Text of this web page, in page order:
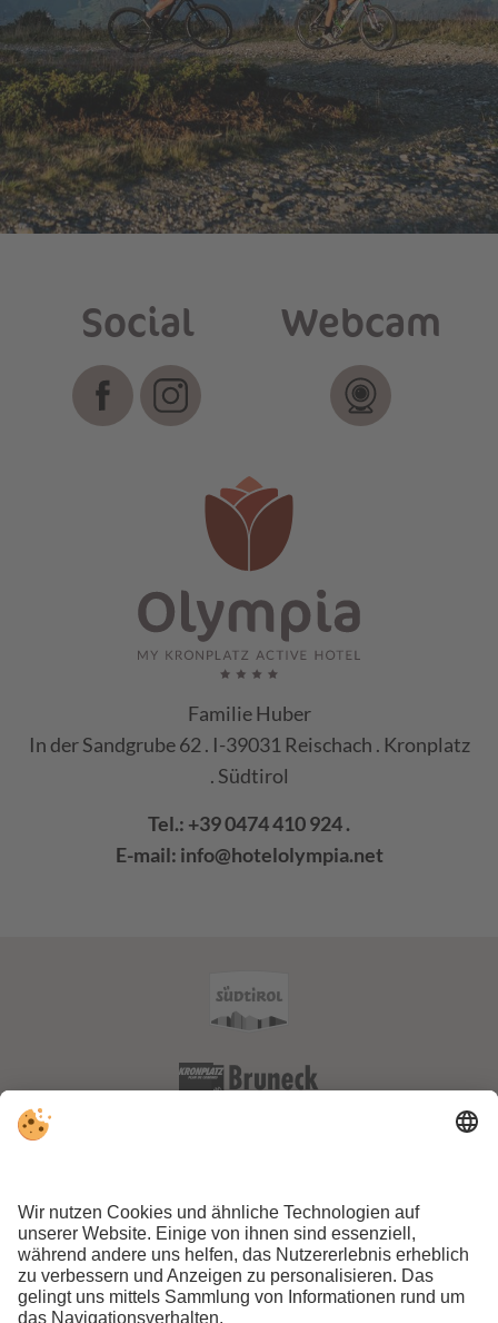
Social Webcam
Familie Huber
In der Sandgrube 62 . I-39031 Reischach . Kronplatz
. Südtirol
Tel.: +39 0474 410 924.
E-mail: info@hotelolympia.net